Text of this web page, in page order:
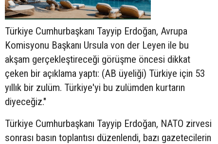
Türkiye Cumhurbaşkanı Tayyip Erdoğan, Avrupa
Komisyonu Başkanı Ursula von der Leyen ile bu
akşam gerçekleştireceği görüşme öncesi dikkat
çeken bir açıklama yaptı: (AB üyeliği) Türkiye için 53
yıllık bir zulüm. Türkiye'yi bu zulümden kurtarın
diyeceğiz."
Türkiye Cumhurbaşkanı Tayyip Erdoğan, NATO zirvesi
sonrası basın toplantısı düzenlendi, bazı gazetecilerin